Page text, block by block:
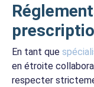
En tant que
en étroite
respecter